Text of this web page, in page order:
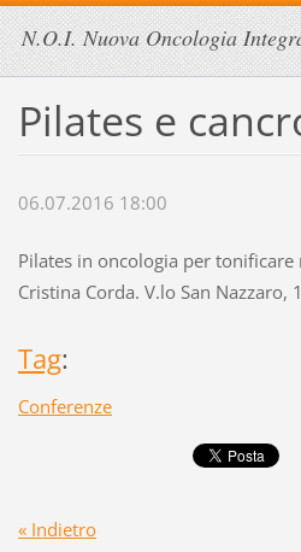
N.O.I. Nuova Oncologia
Pilates e
06.07.2016 18:00
Pilates in oncologia per tonificare
Cristina Corda. V.lo San Nazzaro,
Tag:
Conferenze
« Indietro